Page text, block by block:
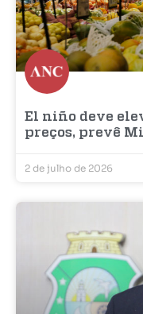
El niño deve
preços, prevê
2 de julho de 2026